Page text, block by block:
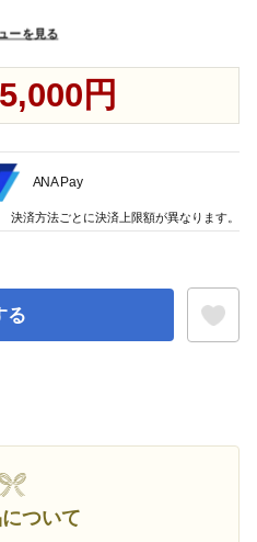
ーを見る
5,000円
る
ついて
ANA Pay
決済方法ごとに決済上限額が異なります。